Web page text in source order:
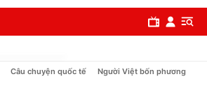
Câu chuyện quốc tế Người Việt bốn phương